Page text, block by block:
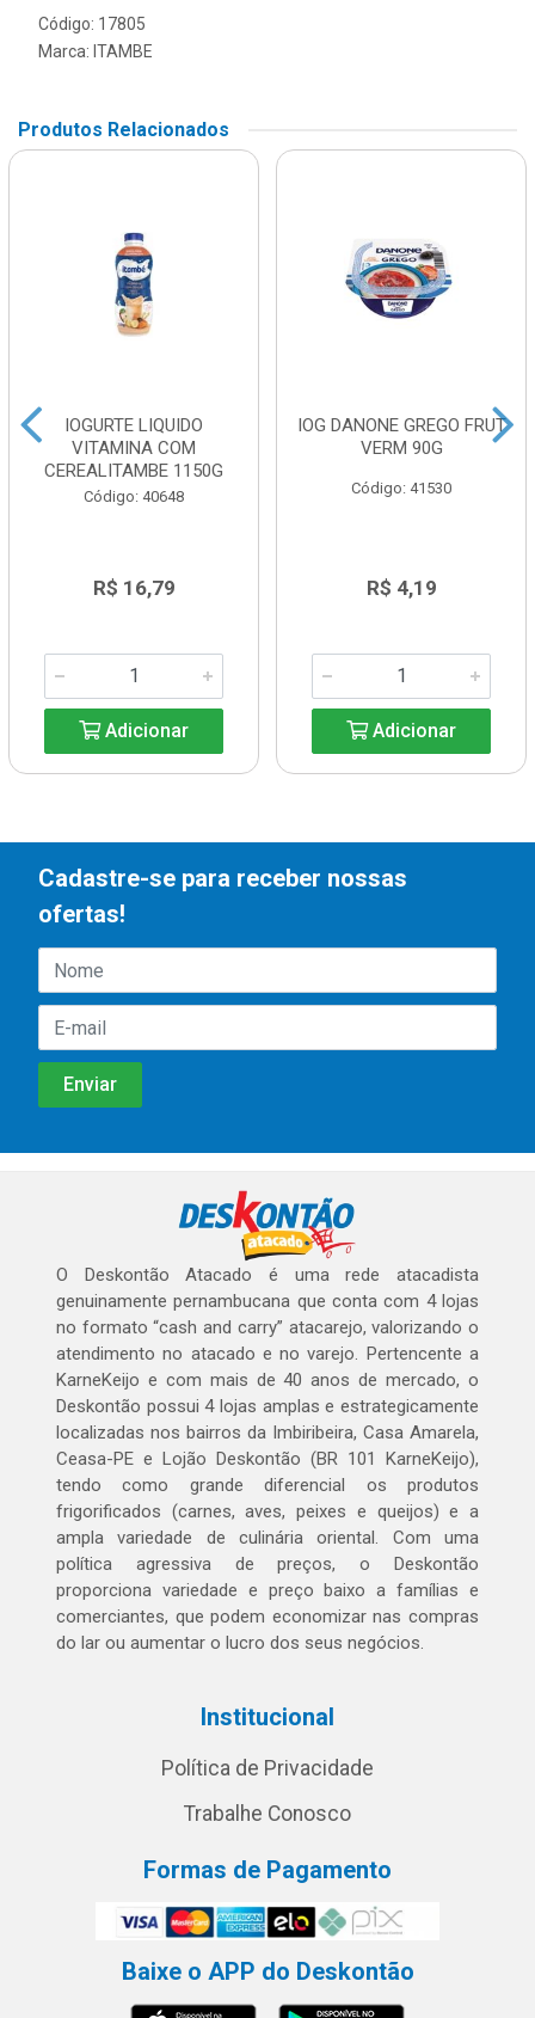
Código: 17805
Marca: ITAMBE
Produtos Relacionados
IOGURTE LIQUIDO
VITAMINA COM
CEREALITAMBE 1150G
Código: 40648
R$ 16,79
Adicionar
IOG DANONE GREGO FRUT
VERM 90G
Código: 41530
R$ 4,19
Adicionar
Cadastre-se para receber nossas
ofertas!
O Deskontão Atacado é uma rede atacadista
genuinamente pernambucana que conta com 4 lojas
no formato “cash and carry” atacarejo, valorizando o
atendimento no atacado e no varejo. Pertencente a
KarneKeijo e com mais de 40 anos de mercado, o
Deskontão possui 4 lojas amplas e estrategicamente
localizadas nos bairros da Imbiribeira, Casa Amarela,
Ceasa-PE e Lojão Deskontão (BR 101 KarneKeijo),
tendo como grande diferencial os produtos
frigorificados (carnes, aves, peixes e queijos) e a
ampla variedade de culinária oriental. Com uma
política agressiva de preços, o Deskontão
proporciona variedade e preço baixo a famílias e
comerciantes, que podem economizar nas compras
do lar ou aumentar o lucro dos seus negócios.
Institucional
Política de Privacidade
Trabalhe Conosco
Formas de Pagamento
Baixe o APP do Deskontão